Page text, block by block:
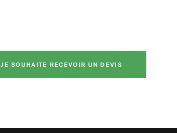
JE SOUHAITE RECEVOIR UN DEVIS